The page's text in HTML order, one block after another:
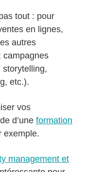
tout : pour
en lignes,
autres
campagnes
etc.).
vos
d’une formation
exemple.
management et